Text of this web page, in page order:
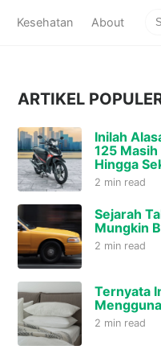
Kesehatan About
ARTIKEL
Inilah
125
Hingga
2 min read
Sejarah
Mungkin
2 min read
Ternyata
2 min read